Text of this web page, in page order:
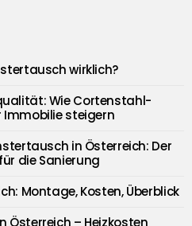
wirklich?
Wie Cortenstahl-
Immobilie steigern
in Österreich: Der
die Sanierung
Montage, Kosten, Überblick
Österreich – Heizkosten